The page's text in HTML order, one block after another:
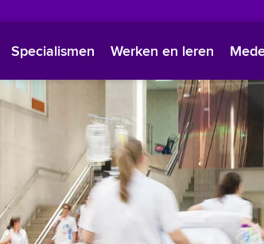
Specialismen Werken en leren